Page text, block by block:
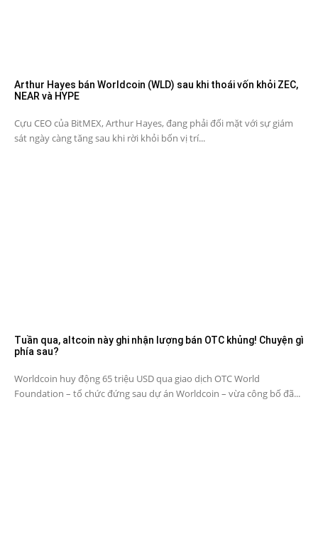
Arthur Hayes bán Worldcoin (WLD) sau khi thoái vốn khỏi ZEC,
NEAR và HYPE
Cựu CEO của BitMEX, Arthur Hayes, đang phải đối mặt với sự giám
sát ngày càng tăng sau khi rời khỏi bốn vị trí...
Tuần qua, altcoin này ghi nhận lượng bán OTC khủng! Chuyện gì
phía sau?
Worldcoin huy động 65 triệu USD qua giao dịch OTC World
Foundation – tổ chức đứng sau dự án Worldcoin – vừa công bố đã...